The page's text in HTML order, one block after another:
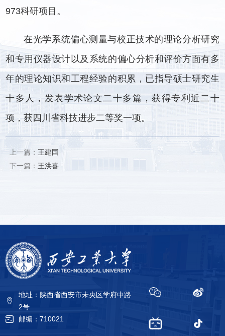
973科研项目。
在光学系统偏心测量与校正技术的理论分析研究
和专用仪器设计以及系统的偏心分析和评价方面有多
年的理论知识和工程经验的积累，已指导硕士研究生
十多人，发表学术论文二十多篇，获得专利近二十
项，获四川省科技进步二等奖一项。
上一篇：王建国
下一篇：王洪喜
地址：陕西省西安市未央区学府中路
2号
邮编：710021